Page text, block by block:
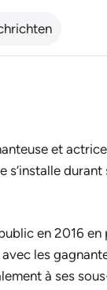
et
s’installe
en 2016 en
les
à ses